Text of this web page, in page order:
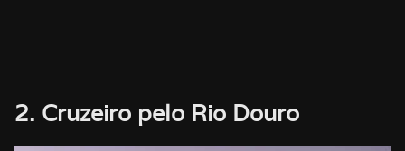
2. Cruzeiro pelo Rio Douro